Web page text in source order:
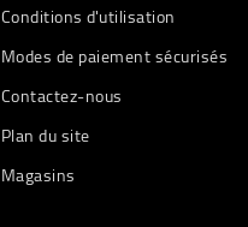
Conditions d'utilisation
Modes de paiement sécurisés
Contactez-nous
Plan du site
Magasins